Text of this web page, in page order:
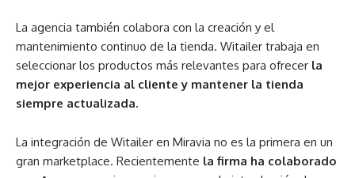
La agencia también colabora con la creación y el
mantenimiento continuo de la tienda. Witailer trabaja en
seleccionar los productos más relevantes para ofrecer la
mejor experiencia al cliente y mantener la tienda
siempre actualizada.
La integración de Witailer en Miravia no es la primera en un
gran marketplace. Recientemente la firma ha colaborado